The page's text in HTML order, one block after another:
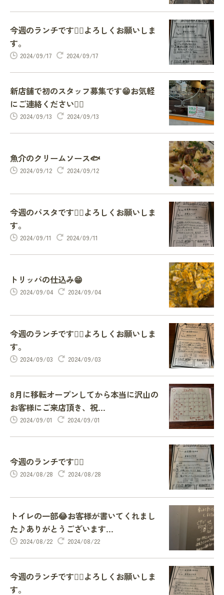
今週のランチです🙇‍♂️よろしくお願いしま
す。
2024/09/17 2024/09/17
新店舗で初のスタッフ募集です😁お気軽
にご連絡ください🙇‍♂️
2024/09/13 2024/09/13
魚介のクリームソース🐟
2024/09/12 2024/09/12
今週のパスタです🙇‍♂️よろしくお願いしま
す。
2024/09/11 2024/09/11
トリッパの仕込み😁
2024/09/04 2024/09/04
今週のランチです🙇‍♂️よろしくお願いしま
す。
2024/09/03 2024/09/03
8月に移転オープンしてから本当に沢山の
お客様にご来店頂き、祝...
2024/09/01 2024/09/01
今週のランチです🙇‍♂️
2024/08/28 2024/08/28
トイレの一部😂お客様が書いてくれまし
た♪ありがとうございます...
2024/08/22 2024/08/22
今週のランチです🙇‍♂️よろしくお願いしま
す。